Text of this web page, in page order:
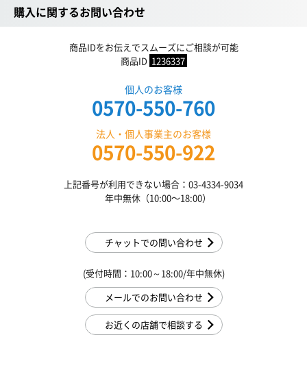
購入に関するお問い合わせ
商品IDをお伝えでスムーズにご相談が可能
商品ID 1236337
個人のお客様
0570-550-760
法人・個人事業主のお客様
0570-550-922
上記番号が利用できない場合：03-4334-9034
年中無休（10:00〜18:00）
チャットでの問い合わせ
(受付時間：10:00～18:00/年中無休)
メールでのお問い合わせ
お近くの店舗で相談する